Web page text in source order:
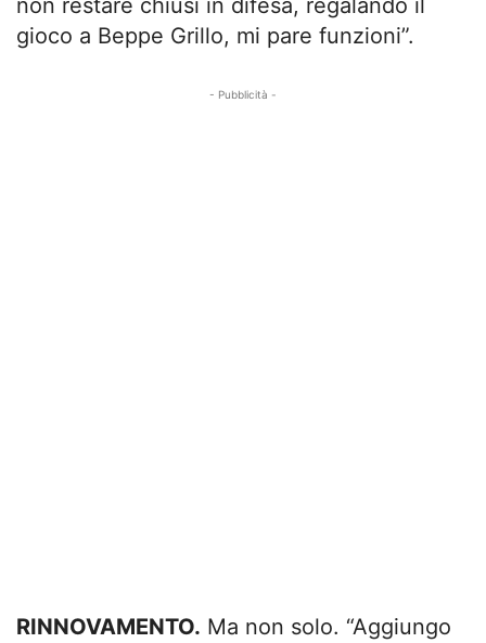
non restare chiusi in difesa, regalando il
gioco a Beppe Grillo, mi pare funzioni”.
- Pubblicità -
RINNOVAMENTO. Ma non solo. “Aggiungo